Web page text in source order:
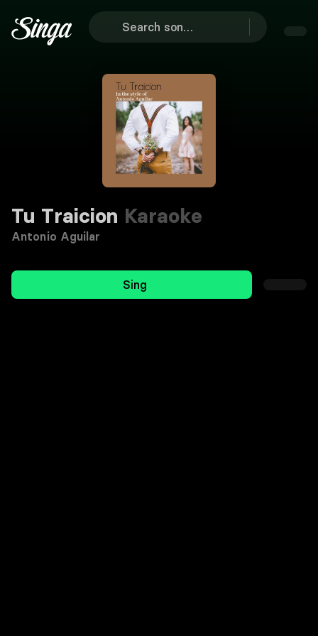
Tu Traicion Karaoke
Antonio Aguilar
Sing